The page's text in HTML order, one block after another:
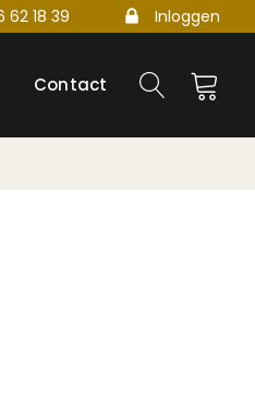
62 18 39 Inloggen
Contact